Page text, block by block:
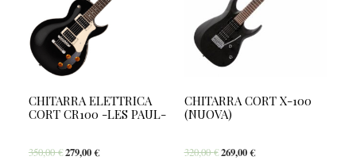
CHITARRA ELETTRICA
CORT CR100 -LES PAUL-
350,00€279,00€
CHITARRA CORT X-100
(NUOVA)
320,00€269,00€